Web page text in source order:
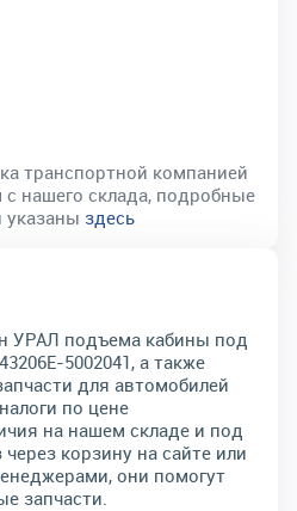
транспортной компанией
нашего склада, подробные
указаны здесь
УРАЛ подъема кабины под
5002041, а также
для автомобилей
по цене
на нашем складе и под
корзину на сайте или
они помогут
запчасти.